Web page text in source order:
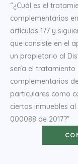
“¿Cuál es el
complementarios
artículos 177 y
que consiste en el
un propietario al
sería el tratamiento
complementarios
particulares como
ciertos inmuebles
000088 de 2017?”
9846
de
2018
cantidad